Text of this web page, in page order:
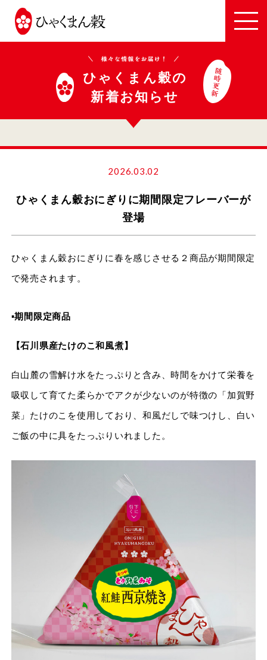
JA
全
農
い
し
か
わ
ひゃくまん穀の
新着お知らせ
2026.03.02
ひゃくまん穀おにぎりに期間限定フレーバーが
登場
ひゃくまん穀おにぎりに春を感じさせる２商品が期間限定
で発売されます。
▪︎期間限定商品
【石川県産たけのこ和風煮】
白山麓の雪解け水をたっぷりと含み、時間をかけて栄養を
吸収して育てた柔らかでアクが少ないのが特徴の「加賀野
菜」たけのこを使用しており、和風だしで味つけし、白い
ご飯の中に具をたっぷりいれました。